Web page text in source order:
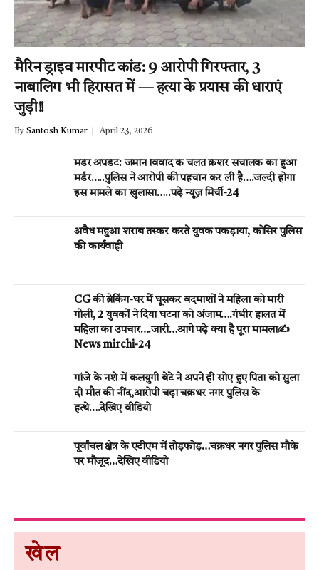
मैरिन ड्राइव मारपीट कांड: 9 आरोपी गिरफ्तार, 3
नाबालिग भी हिरासत में — हत्या के प्रयास की धाराएं
जुड़ी!!
By Santosh Kumar April 23, 2026
मर्डर अपडेट: जमीन विवाद के चलते क्रेशर संचालक का हुआ
मर्डर…..पुलिस ने आरोपी की पहचान कर ली है….जल्दी होगा
इस मामले का खुलासा…..पढ़े न्यूज़ मिर्ची-24
अवैध महुआ शराब तस्कर करते युवक पकड़ाया, कोसिर पुलिस
की कार्यवाही
CG की ब्रेकिंग-घर मेें घूसकर बदमाशों ने महिला को मारी
गोली, 2 युवकों ने दिया घटना को अंजाम….गंभीर हालत में
महिला का उपचार….जारी…आगे पढ़े क्या है पूरा मामला✍️
News mirchi-24
गांजे के नशे में कलयुगी बेटे ने अपने ही सोए हुए पिता को सुला
दी मौत की नींद,आरोपी चढ़ा चक्रधर नगर पुलिस के
हत्थे….देखिए वीडियो
पूर्वांचल क्षेत्र के एटीएम में तोड़फोड़…चक्रधर नगर पुलिस मौके
पर मौजूद…देखिए वीडियो
खेल